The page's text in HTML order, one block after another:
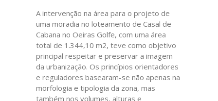
A intervenção na área para o projeto de
uma moradia no loteamento de Casal de
Cabana no Oeiras Golfe, com uma área
total de 1.344,10 m2, teve como objetivo
principal respeitar e preservar a imagem
da urbanização. Os princípios orientadores
e reguladores basearam-se não apenas na
morfologia e tipologia da zona, mas
também nos volumes, alturas e